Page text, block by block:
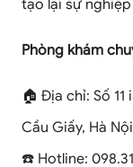
tạo lại sự
Phòng khám
🏠 Địa chỉ: Số 11
Cầu Giấy, Hà Nội
☎️ Hotline: